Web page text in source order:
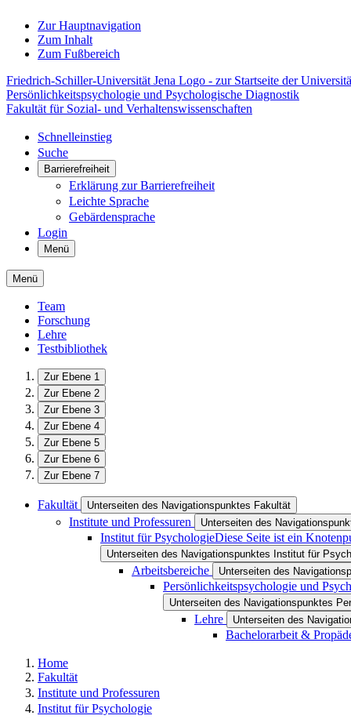
Zur Hauptnavigation
Zum Inhalt
Zum Fußbereich
Friedrich-Schiller-Universität Jena Logo - zur Startseite der
Persönlichkeitspsychologie und Psychologische Diagnostik
Fakultät für Sozial- und Verhaltenswissenschaften
Schnelleinstieg
Suche
Barrierefreiheit
Erklärung zur Barrierefreiheit
Leichte Sprache
Gebärdensprache
Login
Menü
Menü
Team
Forschung
Lehre
Testbibliothek
Zur Ebene 1
Zur Ebene 2
Zur Ebene 3
Zur Ebene 4
Zur Ebene 5
Zur Ebene 6
Zur Ebene 7
Fakultät Unterseiten des Navigationspunktes Fakultät
Institute und Professuren Unterseiten des
Institut für PsychologieDiese Seite ist ein
Unterseiten des Navigationspunktes Institut für
Arbeitsbereiche Unterseiten des
Persönlichkeitspsychologie und
Unterseiten des Navigationspunktes
Lehre Unterseiten des
Bachelorarbeit &
Home
Fakultät
Institute und Professuren
Institut für Psychologie